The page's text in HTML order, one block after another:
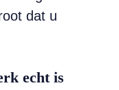
dat u
echt is